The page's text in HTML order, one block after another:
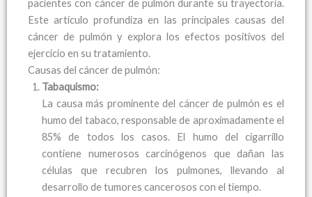
pacientes con cáncer de pulmón durante su trayectoria.
Este artículo profundiza en las principales causas del
cáncer de pulmón y explora los efectos positivos del
ejercicio en su tratamiento.
Causas del cáncer de pulmón:
Tabaquismo:
La causa más prominente del cáncer de pulmón es el
humo del tabaco, responsable de aproximadamente el
85% de todos los casos. El humo del cigarrillo
contiene numerosos carcinógenos que dañan las
células que recubren los pulmones, llevando al
desarrollo de tumores cancerosos con el tiempo.